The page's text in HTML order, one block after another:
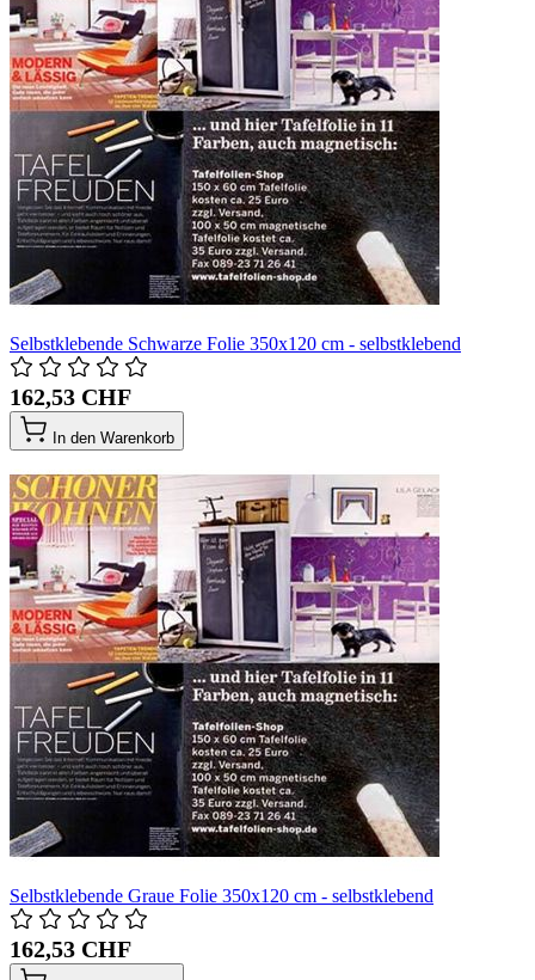
Selbstklebende Schwarze Folie 350x120 cm - selbstklebend
162,53 CHF
In den Warenkorb
Selbstklebende Graue Folie 350x120 cm - selbstklebend
162,53 CHF